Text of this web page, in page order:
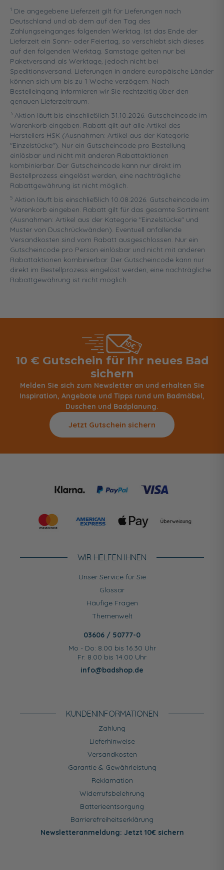
1 Die angegebene Lieferzeit gilt für Lieferungen nach
Deutschland und ab dem auf den Tag des
Zahlungseinganges folgenden Werktag. Ist das Ende der
Lieferzeit ein Sonn- oder Feiertag, so verschiebt sich dieses
auf den folgenden Werktag. Samstage gelten nur bei
Paketversand als Werktage, jedoch nicht bei
Speditionsversand. Lieferungen in andere europäische Länder
können sich um bis zu 1 Woche verzögern. Nach
Bestelleingang informieren wir Sie rechtzeitig über den
genauen Lieferzeitraum.
3 Aktion läuft bis einschließlich 31.10.2026. Gutscheincode im
Warenkorb eingeben. Rabatt gilt auf alle Artikel des
Herstellers HSK (Ausnahmen: Artikel aus der Kategorie
"Einzelstücke"). Nur ein Gutscheincode pro Bestellung
einlösbar und nicht mit anderen Rabattaktionen
kombinierbar. Der Gutscheincode kann nur direkt im
Bestellprozess eingelöst werden, eine nachträgliche
Rabattgewährung ist nicht möglich.
5 Aktion läuft bis einschließlich 10.08.2026. Gutscheincode im
Warenkorb eingeben. Rabatt gilt für das gesamte Sortiment
(Ausnahmen: Artikel aus der Kategorie "Einzelstücke" und
Muster von Duschrückwänden). Eventuell anfallende
Versandkosten sind vom Rabatt ausgeschlossen. Nur ein
Gutscheincode pro Person einlösbar und nicht mit anderen
Rabattaktionen kombinierbar. Der Gutscheincode kann nur
direkt im Bestellprozess eingelöst werden, eine nachträgliche
Rabattgewährung ist nicht möglich.
10 € Gutschein für Ihr neues Bad
sichern
Melden Sie sich zum Newsletter an und erhalten Sie
Inspiration, Angebote und Tipps rund um Badmöbel,
Duschen und Badplanung.
Jetzt Gutschein sichern
WIR HELFEN IHNEN
Unser Service für Sie
Glossar
Häufige Fragen
Themenwelt
03606 / 50777-0
Mo - Do: 8.00 bis 16.30 Uhr
Fr: 8.00 bis 14.00 Uhr
info@badshop.de
KUNDEN­INFORMATIONEN
Zahlung
Lieferhinweise
Versandkosten
Garantie & Gewährleistung
Reklamation
Widerrufsbelehrung
Batterieentsorgung
Barrierefreiheitserklärung
Newsletteranmeldung: Jetzt 10€ sichern